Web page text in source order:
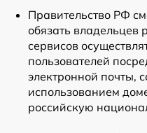
Правительство РФ
обязать владельцев
сервисов
пользователей
электронной почты,
использованием
российскую